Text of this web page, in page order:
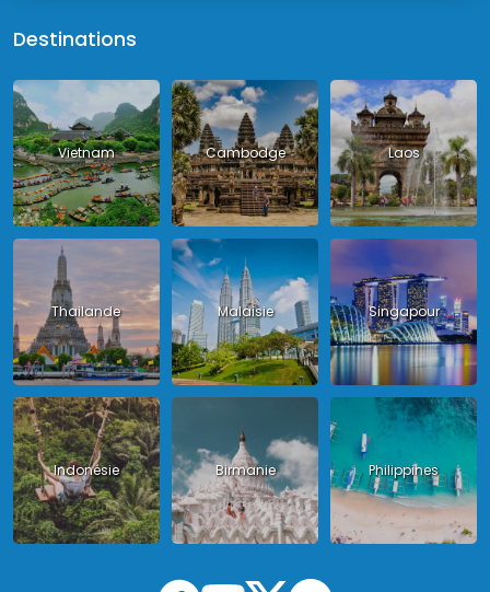
Destinations
Vietnam Cambodge Laos
Thailande Malaisie Singapour
Indonésie Birmanie Philippines